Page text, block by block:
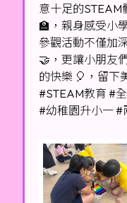
意十足的STEAM
🏫，親身感受小
參觀活動不僅加
🤝，更讓小朋友
的快樂 🎈，留下
#STEAM教育 #
#幼稚園升小一 #